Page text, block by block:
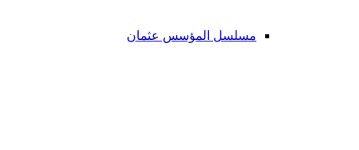
مسلسل المؤسس عثمان